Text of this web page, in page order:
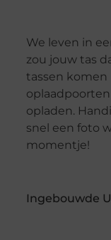
We leven in
zou jouw tas
tassen
opladen.
snel een foto
momentje!
Ingebouwde